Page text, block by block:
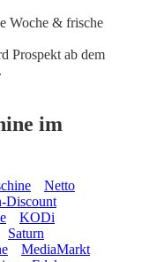
Woche & frische
Prospekt ab dem
im
Netto
Discount
KODi
Saturn
MediaMarkt